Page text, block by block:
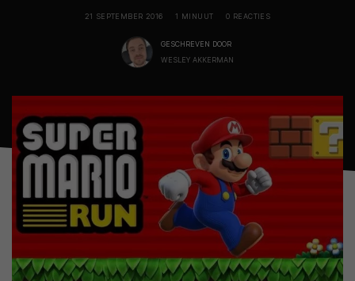
21 SEPTEMBER 2016 1 MINUUT 0 REACTIES
GESCHREVEN DOOR
WESLEY AKKERMAN